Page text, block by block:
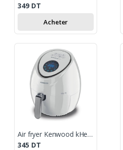
349 DT
Acheter
Air fryer Kenwood kHealthy Fry 1500W 3.8L Blanc
345 DT